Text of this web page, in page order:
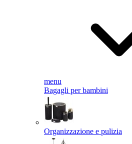
menu
Bagagli per bambini
Organizzazione e pulizia